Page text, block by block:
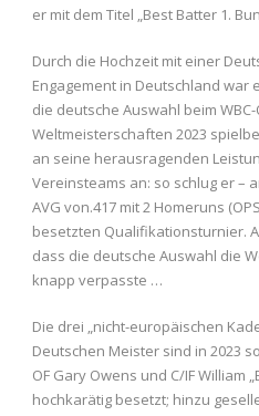
er mit dem Titel „Best Batter 1.
Durch die Hochzeit mit einer
Engagement in Deutschland war
die deutsche Auswahl beim
Weltmeisterschaften 2023
an seine herausragenden
Vereinsteams an: so schlug er –
AVG von.417 mit 2 Homeruns
besetzten Qualifikationsturnier.
dass die deutsche Auswahl die
knapp verpasste …
Die drei „nicht-europäischen
Deutschen Meister sind in 2023
OF Gary Owens und C/IF William
hochkarätig besetzt; hinzu